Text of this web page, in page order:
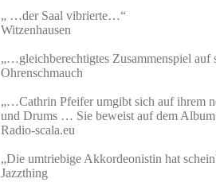
„ …der Saal vibrierte…“
Witzenhausen
„…gleichberechtigtes Zusammenspiel
Ohrenschmauch
„…Cathrin Pfeifer umgibt sich auf ihrem
und Drums … Sie beweist auf dem
Radio-scala.eu
„Die umtriebige Akkordeonistin hat
Jazzthing